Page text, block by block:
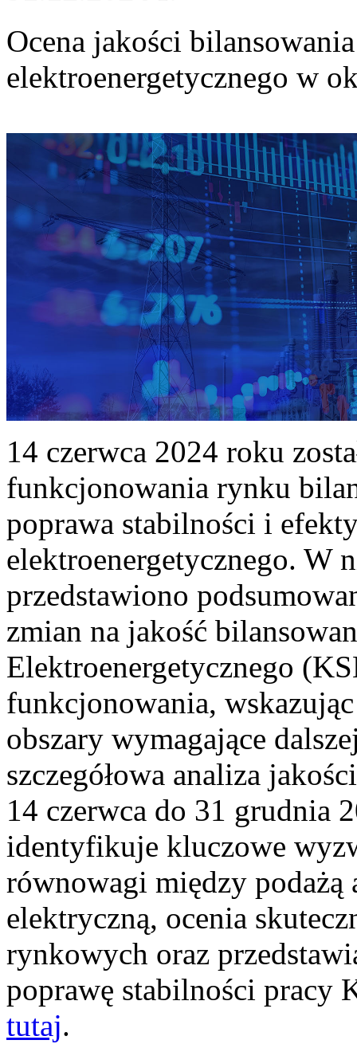
Ocena jakości
elektroenergetycznego w
14 czerwca 2024 roku
funkcjonowania rynku
poprawa stabilności i
elektroenergetycznego. W
przedstawiono
zmian na jakość
Elektroenergetycznego
funkcjonowania,
obszary wymagające
szczegółowa analiza
14 czerwca do 31 grudnia
identyfikuje kluczowe
równowagi między podażą
elektryczną, ocenia
rynkowych oraz
poprawę stabilności pracy
tutaj.